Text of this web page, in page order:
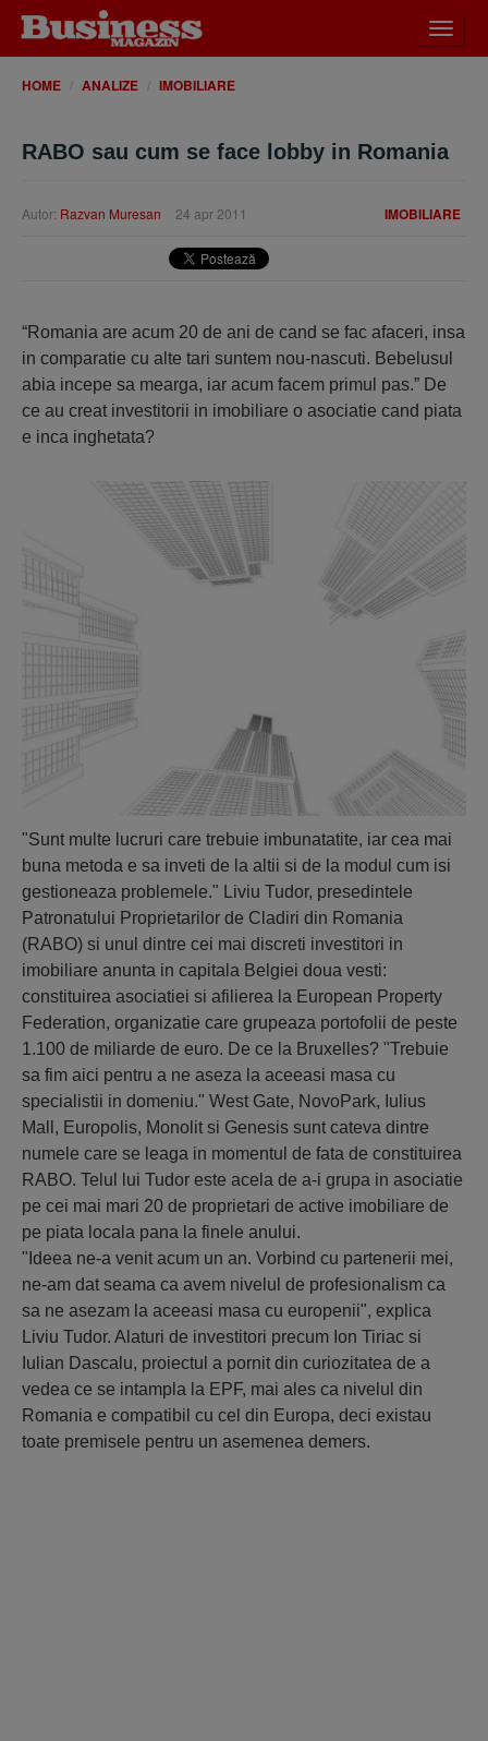
meniu
HOME ANALIZE IMOBILIARE
RABO sau cum se face lobby in Romania
IMOBILIARE
Autor: Razvan Muresan 24 apr 2011
“Romania are acum 20 de ani de cand se fac afaceri, insa
in comparatie cu alte tari suntem nou-nascuti. Bebelusul
abia incepe sa mearga, iar acum facem primul pas.” De
ce au creat investitorii in imobiliare o asociatie cand piata
e inca inghetata?
"Sunt multe lucruri care trebuie imbunatatite, iar cea mai
buna metoda e sa inveti de la altii si de la modul cum isi
gestioneaza problemele." Liviu Tudor, presedintele
Patronatului Proprietarilor de Cladiri din Romania
(RABO) si unul dintre cei mai discreti investitori in
imobiliare anunta in capitala Belgiei doua vesti:
constituirea asociatiei si afilierea la European Property
Federation, organizatie care grupeaza portofolii de peste
1.100 de miliarde de euro. De ce la Bruxelles? "Trebuie
sa fim aici pentru a ne aseza la aceeasi masa cu
specialistii in domeniu." West Gate, NovoPark, Iulius
Mall, Europolis, Monolit si Genesis sunt cateva dintre
numele care se leaga in momentul de fata de constituirea
RABO. Telul lui Tudor este acela de a-i grupa in asociatie
pe cei mai mari 20 de proprietari de active imobiliare de
pe piata locala pana la finele anului.
"Ideea ne-a venit acum un an. Vorbind cu partenerii mei,
ne-am dat seama ca avem nivelul de profesionalism ca
sa ne asezam la aceeasi masa cu europenii", explica
Liviu Tudor. Alaturi de investitori precum Ion Tiriac si
Iulian Dascalu, proiectul a pornit din curiozitatea de a
vedea ce se intampla la EPF, mai ales ca nivelul din
Romania e compatibil cu cel din Europa, deci existau
toate premisele pentru un asemenea demers.